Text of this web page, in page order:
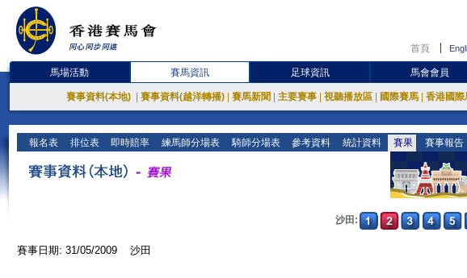
首頁
馬場活動 賽馬資訊 足球資訊 馬會會員
賽事資料(本地) 賽事資料(越洋轉播) 賽馬新聞 主要賽事 視聽播放區 國際賽馬 香港國際
報名表 排位表 即時賠率 練馬師分場表 騎師分場表 參考資料 統計資料 賽果 賽事報告
沙田:
賽事日期: 31/05/2009 沙田